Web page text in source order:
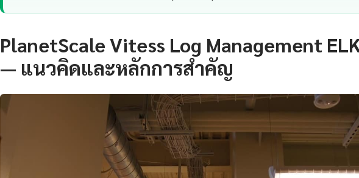
PlanetScale Vitess Log Management
— แนวคิดและหลักการสำคัญ